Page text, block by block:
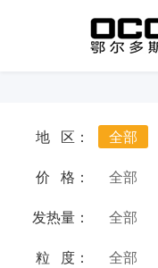
地 区： 全部
价 格：
全部
发热量：
全部
粒 度：
全部